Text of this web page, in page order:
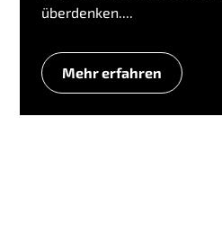
überdenken....
Mehr erfahren